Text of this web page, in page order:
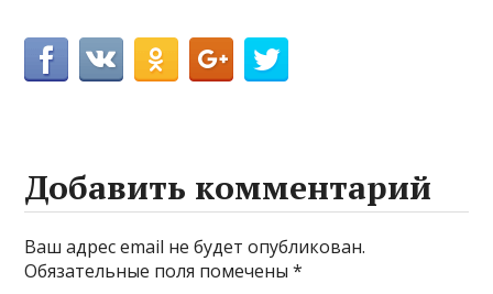
Добавить комментарий
Ваш адрес email не будет опубликован.
Обязательные поля помечены*